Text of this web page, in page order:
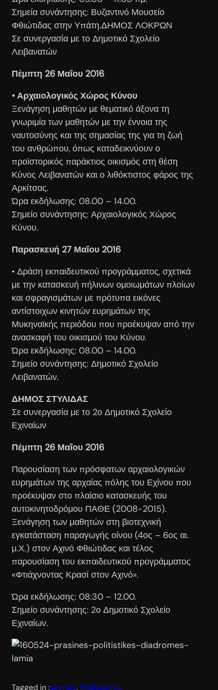
Σημεία συνάντησης: Βυζαντινό Μουσείο
Φθιώτιδας στην Υπάτη.ΔΗΜΟΣ ΛΟΚΡΩΝ
Σε συνεργασία με το Δημοτικό Σχολείο
Λειβανατών
Πέμπτη 26 Μαΐου 2016
• Αρχαιολογικός Χώρος Κύνου
Ξενάγηση μαθητών με θεματικό άξονα τη
γνωριμία των μαθητών με την έννοια της
ναυτοσύνης και της σημασίας της για τη ζωή
του ανθρώπου, όπως καταδεικνύουν ο
προϊστορικός παράκτιος οικισμός στη θέση
Κύνος Λειβανατών και ο λιθόκτιστος φάρος της
Αρκίτσας.
Ώρα εκδήλωσης: 08.00 – 14.00.
Σημείο συνάντησης: Αρχαιολογικός Χώρος
Κύνου.
Παρασκευή 27 Μαΐου 2016
• Δράση εκπαιδευτικού προγράμματος, σχετικά
με την κατασκευή πήλινων ομοιωμάτων πλοίων
και σφραγισμάτων με πρότυπα εικόνες
αντίστοιχων κινητών ευρημάτων της
Μυκηναϊκής περιόδου που προέκυψαν από την
ανασκαφή του οικισμού του Κύνου.
Ώρα εκδήλωσης: 08.00 – 14.00.
Σημείο συνάντησης: Δημοτικό Σχολείο
Λειβανατών.
ΔΗΜΟΣ ΣΤΥΛΙΔΑΣ
Σε συνεργασία με το 2ο Δημοτικό Σχολείο
Εχιναίων
Πέμπτη 26 Μαΐου 2016
Παρουσίαση των πρόσφατων αρχαιολογικών
ευρημάτων της αρχαίας πόλης του Εχίνου που
προέκυψαν στο πλαίσιο κατασκευής του
αυτοκινητοδρόμου ΠΑΘΕ (2008-2015).
Ξενάγηση των μαθητών στη βιοτεχνική
εγκατάσταση παραγωγής οίνου (4ος – 6ος αι.
μ.Χ.) στον Αχινό Φθιώτιδας και τέλος
παρουσίαση του εκπαιδευτικού προγράμματος
«Φτιάχνοντας Κρασί στον Αχινό».
Ώρα εκδήλωσης: 08:30 – 12.00.
Σημείο συνάντησης: 2ο Δημοτικό Σχολείο
Εχιναίων.
Tagged in :agenda, Εκδηλώσεις